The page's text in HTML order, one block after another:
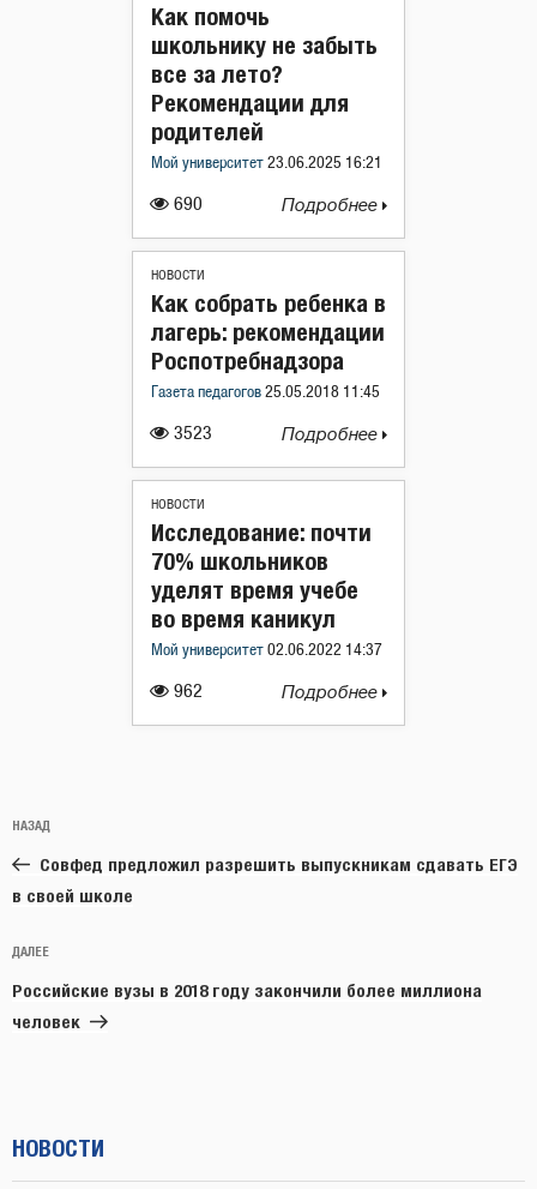
690
Как помочь
школьнику не забыть
все за лето?
Рекомендации для
родителей
Мой университет 23.06.2025 16:21
Подробнее
НОВОСТИ
3523
Как собрать ребенка в
лагерь: рекомендации
Роспотребнадзора
Газета педагогов 25.05.2018 11:45
Подробнее
НОВОСТИ
962
Исследование: почти
70% школьников
уделят время учебе
во время каникул
Мой университет 02.06.2022 14:37
Подробнее
по
записям
Предыдущая
запись:
НАЗАД
Совфед предложил разрешить выпускникам сдавать ЕГЭ
в своей школе
Следующая
запись
ДАЛЕЕ
Российские вузы в 2018 году закончили более миллиона
человек
НОВОСТИ